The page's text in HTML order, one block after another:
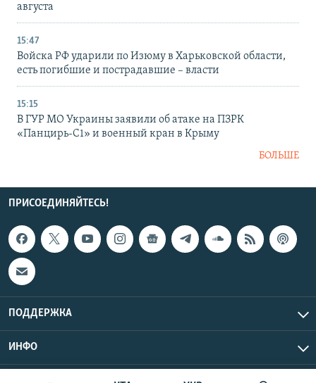
августа
15:47
Войска РФ ударили по Изюму в Харьковской области,
есть погибшие и пострадавшие – власти
15:15
В ГУР МО Украины заявили об атаке на ПЗРК
«Панцирь-С1» и военный кран в Крыму
БОЛЬШЕ
ПРИСОЕДИНЯЙТЕСЬ!
ПОДДЕРЖКА
ИНФО